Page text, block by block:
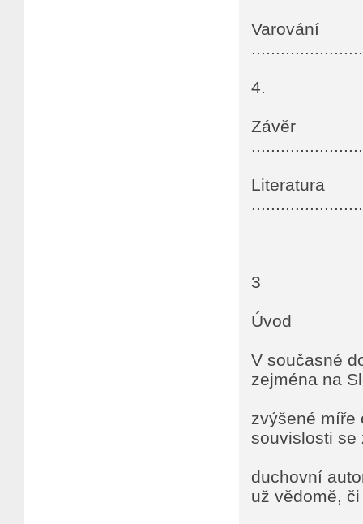
Varování
4.
Závěr
Literatura
3
Úvod
V současné
zejména na
zvýšené míře
souvislosti se
duchovní
už vědomě,